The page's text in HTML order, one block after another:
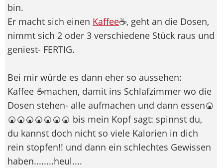
bin.
Er macht sich einen Kaffee☕​, geht an die Dosen,
nimmt sich 2 oder 3 verschiedene Stück raus und
geniest- FERTIG.
Bei mir würde es dann eher so aussehen:
Kaffee ☕​machen, damit ins Schlafzimmer wo die
Dosen stehen- alle aufmachen und dann essen🍘​
🍘🍘​🍘​🍘​🍘​🍘​🍘​​ bis mein Kopf sagt: spinnst du,
du kannst doch nicht so viele Kalorien in dich
rein stopfen!! und dann ein schlechtes Gewissen
haben........heul....